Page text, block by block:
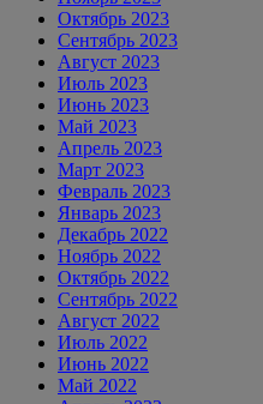
Октябрь 2023
Сентябрь 2023
Август 2023
Июль 2023
Июнь 2023
Май 2023
Апрель 2023
Март 2023
Февраль 2023
Январь 2023
Декабрь 2022
Ноябрь 2022
Октябрь 2022
Сентябрь 2022
Август 2022
Июль 2022
Июнь 2022
Май 2022